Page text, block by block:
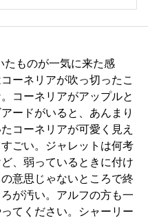
たものが一気に来た感
ーネリアが吹っ切ったこ
コーネリアがアップルと
ードがいると、あんまり
コーネリアが可愛く見え
ごい。ジャレットは何考
、弱っているときに付け
意思じゃないところで終
が汚い。アルフの方も一
てください。シャーリー